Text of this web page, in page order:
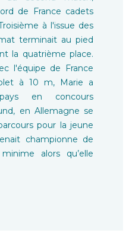
de France cadets
à l'issue des
terminait au pied
la quatrième place.
l'équipe de France
à 10 m, Marie a
en concours
en Allemagne se
pour la jeune
championne de
alors qu’elle